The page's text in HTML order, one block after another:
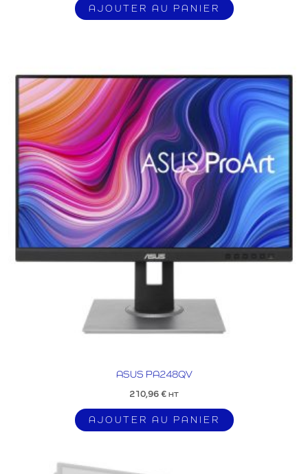
AJOUTER AU PANIER
ASUS PA248QV
210,96 € HT
AJOUTER AU PANIER